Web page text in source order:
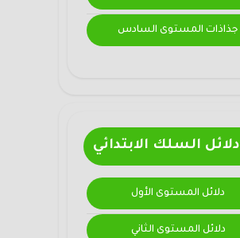
جذاذات المستوى السادس
دلائل السلك الابتدائي
دلائل المستوى الأول
دلائل المستوى الثاني